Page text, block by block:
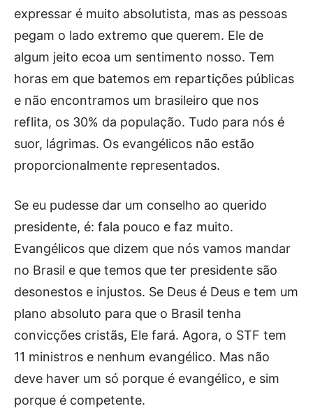
expressar é muito absolutista, mas as pessoas
pegam o lado extremo que querem. Ele de
algum jeito ecoa um sentimento nosso. Tem
horas em que batemos em repartições públicas
e não encontramos um brasileiro que nos
reflita, os 30% da população. Tudo para nós é
suor, lágrimas. Os evangélicos não estão
proporcionalmente representados.
Se eu pudesse dar um conselho ao querido
presidente, é: fala pouco e faz muito.
Evangélicos que dizem que nós vamos mandar
no Brasil e que temos que ter presidente são
desonestos e injustos. Se Deus é Deus e tem um
plano absoluto para que o Brasil tenha
convicções cristãs, Ele fará. Agora, o STF tem
11 ministros e nenhum evangélico. Mas não
deve haver um só porque é evangélico, e sim
porque é competente.